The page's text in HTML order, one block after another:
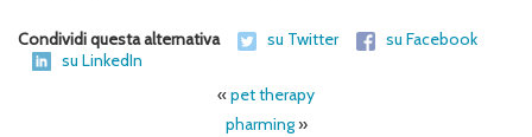
Condividi questa alternativa su Twitter
su Facebook
su LinkedIn
«pet therapy
pharming»